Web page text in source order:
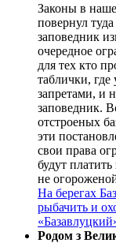
Законы в
повернул
заповедник
очередное
для тех кто
таблички, где
запретами, и
заповедник.
отстроеных
эти
свои права
будут
не
На берегах
рыбачить и
Родом з